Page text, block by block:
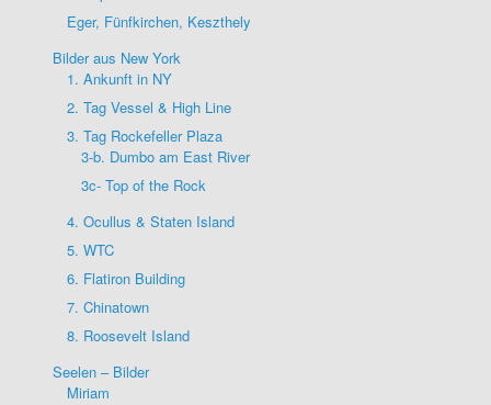
Eger, Fünfkirchen, Keszthely
Bilder aus New York
1. Ankunft in NY
2. Tag Vessel & High Line
3. Tag Rockefeller Plaza
3-b. Dumbo am East River
3c- Top of the Rock
4. Ocullus & Staten Island
5. WTC
6. Flatiron Building
7. Chinatown
8. Roosevelt Island
Seelen – Bilder
Miriam